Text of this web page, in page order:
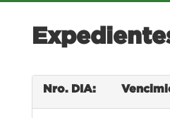
Nro. DIA: